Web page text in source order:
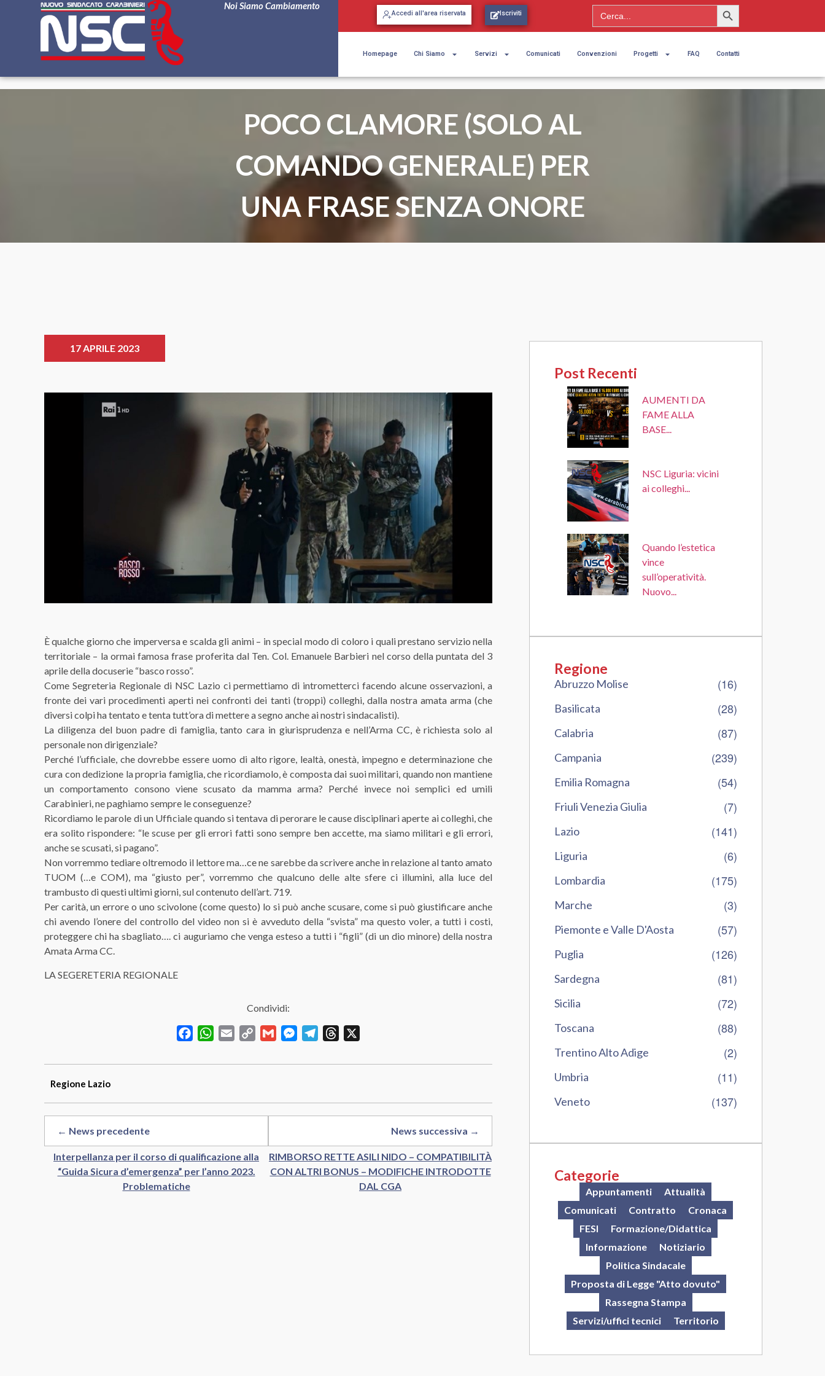
Noi Siamo Cambiamento
Accedi all'area riservata Iscriviti Search
for:
Search Button
Homepage Chi Siamo Servizi Comunicati Convenzioni Progetti FAQ Contatti
POCO CLAMORE (SOLO AL
COMANDO GENERALE) PER
UNA FRASE SENZA ONORE
17 APRILE 2023
È qualche giorno che imperversa e scalda gli animi – in special modo di coloro i quali prestano servizio nella
territoriale – la ormai famosa frase proferita dal Ten. Col. Emanuele Barbieri nel corso della puntata del 3
aprile della docuserie “basco rosso”.
Come Segreteria Regionale di NSC Lazio ci permettiamo di intrometterci facendo alcune osservazioni, a
fronte dei vari procedimenti aperti nei confronti dei tanti (troppi) colleghi, dalla nostra amata arma (che
diversi colpi ha tentato e tenta tutt’ora di mettere a segno anche ai nostri sindacalisti).
La diligenza del buon padre di famiglia, tanto cara in giurisprudenza e nell’Arma CC, è richiesta solo al
personale non dirigenziale?
Perché l’ufficiale, che dovrebbe essere uomo di alto rigore, lealtà, onestà, impegno e determinazione che
cura con dedizione la propria famiglia, che ricordiamolo, è composta dai suoi militari, quando non mantiene
un comportamento consono viene scusato da mamma arma? Perché invece noi semplici ed umili
Carabinieri, ne paghiamo sempre le conseguenze?
Ricordiamo le parole di un Ufficiale quando si tentava di perorare le cause disciplinari aperte ai colleghi, che
era solito rispondere: “le scuse per gli errori fatti sono sempre ben accette, ma siamo militari e gli errori,
anche se scusati, si pagano”.
Non vorremmo tediare oltremodo il lettore ma…ce ne sarebbe da scrivere anche in relazione al tanto amato
TUOM (…e COM), ma “giusto per”, vorremmo che qualcuno delle alte sfere ci illumini, alla luce del
trambusto di questi ultimi giorni, sul contenuto dell’art. 719.
Per carità, un errore o uno scivolone (come questo) lo si può anche scusare, come si può giustificare anche
chi avendo l’onere del controllo del video non si è avveduto della “svista” ma questo voler, a tutti i costi,
proteggere chi ha sbagliato…. ci auguriamo che venga esteso a tutti i “figli” (di un dio minore) della nostra
Amata Arma CC.
LA SEGERETERIA REGIONALE
Condividi:
FacebookWhatsApp
Email
Copy
Gmail MessengerTelegramThreads
Regione Lazio
← News precedente
Interpellanza per il corso di qualificazione alla
“Guida Sicura d’emergenza” per l’anno 2023.
Problematiche
News successiva →
RIMBORSO RETTE ASILI NIDO – COMPATIBILITÀ
CON ALTRI BONUS – MODIFICHE INTRODOTTE
DAL CGA
Post Recenti
AUMENTI DA
FAME ALLA
BASE...
NSC Liguria: vicini
ai colleghi...
Quando l’estetica
vince
sull’operatività.
Nuovo...
Regione
Abruzzo Molise (16)
Basilicata (28)
Calabria (87)
Campania (239)
Emilia Romagna (54)
Friuli Venezia Giulia (7)
Lazio (141)
Liguria (6)
Lombardia (175)
Marche (3)
Piemonte e Valle D'Aosta (57)
Puglia (126)
Sardegna (81)
Sicilia (72)
Toscana (88)
Trentino Alto Adige (2)
Umbria (11)
Veneto (137)
Categorie
Appuntamenti
Attualità
Comunicati
Contratto
Cronaca
FESI
Formazione/Didattica
Informazione
Notiziario
Politica Sindacale
Proposta di Legge "Atto dovuto"
Rassegna Stampa
Servizi/uffici tecnici
Territorio